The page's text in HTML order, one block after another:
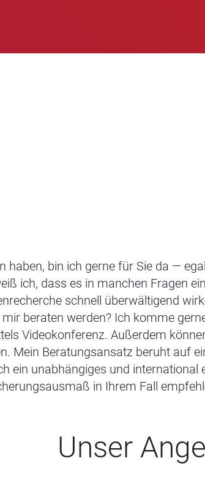
haben, bin ich gerne für Sie da —
ich, dass es in manchen Fragen
schnell überwältigend
beraten werden? Ich komme
Videokonferenz. Außerdem
Mein Beratungsansatz beruht auf
ein unabhängiges und international
in Ihrem Fall
Unser